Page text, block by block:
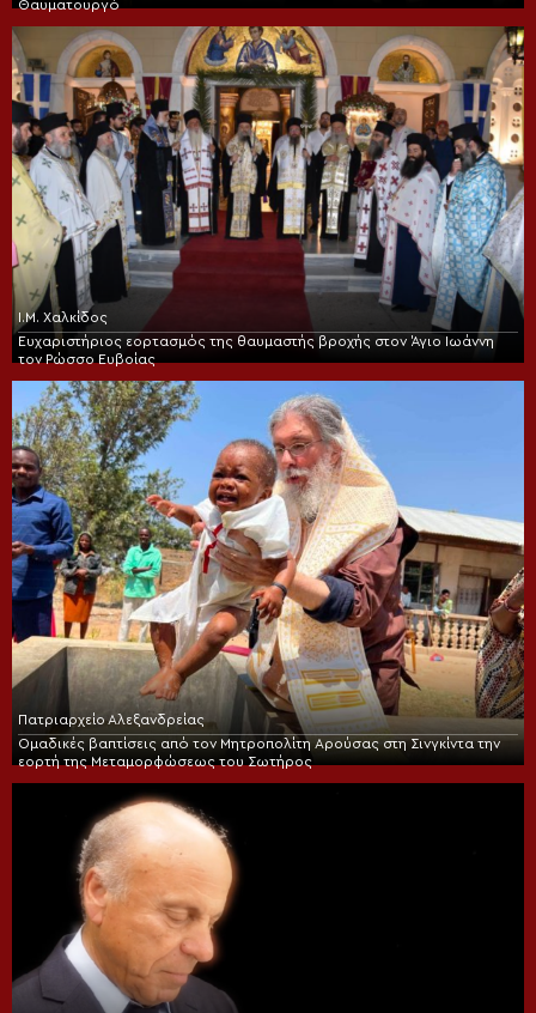
Θαυματουργό
Ι.Μ. Χαλκίδος
Ευχαριστήριος εορτασμός της θαυμαστής βροχής στον Άγιο Ιωάννη
τον Ρώσσο Ευβοίας
Πατριαρχείο Αλεξανδρείας
Ομαδικές βαπτίσεις από τον Μητροπολίτη Αρούσας στη Σινγκίντα την
εορτή της Μεταμορφώσεως του Σωτήρος